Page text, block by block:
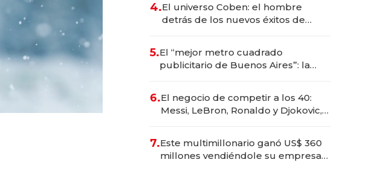
200M.
4.El universo Coben: el hombre
detrás de los nuevos éxitos de
5.El “mejor metro cuadrado
publicitario de Buenos Aires”: la
6.El negocio de competir a los 40:
Messi, LeBron, Ronaldo y Djokovic,
7.Este multimillonario ganó US$ 360
millones vendiéndole su empresa